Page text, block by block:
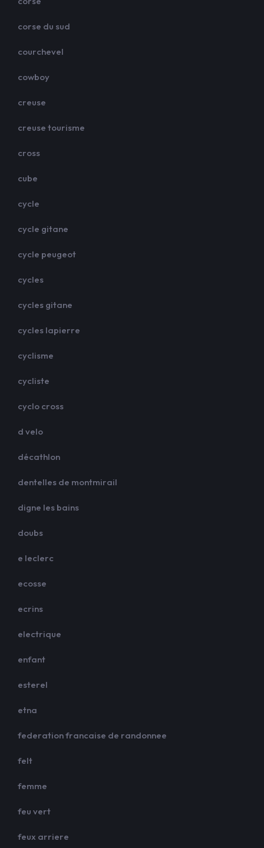
corse du sud
courchevel
cowboy
creuse
creuse tourisme
cross
cube
cycle
cycle gitane
cycle peugeot
cycles
cycles gitane
cycles lapierre
cyclisme
cycliste
cyclo cross
d velo
décathlon
dentelles de montmirail
digne les bains
doubs
e leclerc
ecosse
ecrins
electrique
enfant
esterel
etna
federation francaise de randonnee
felt
femme
feu vert
feux arriere